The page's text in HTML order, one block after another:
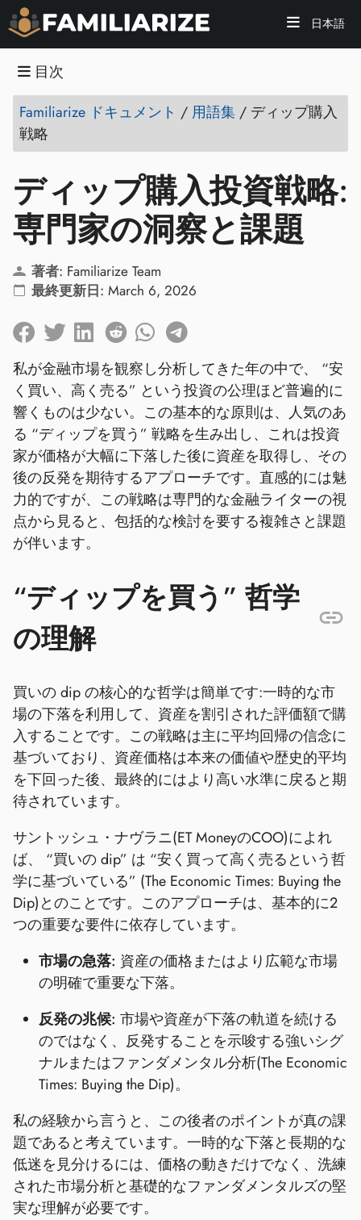
日本語
目次
Familiarize ドキュメント / 用語集 / ディップ購入
戦略
ディップ購入投資戦略:
専門家の洞察と課題
著者: Familiarize Team
最終更新日: March 6, 2026
私が金融市場を観察し分析してきた年の中で、 “安
く買い、高く売る” という投資の公理ほど普遍的に
響くものは少ない。この基本的な原則は、人気のあ
る “ディップを買う” 戦略を生み出し、これは投資
家が価格が大幅に下落した後に資産を取得し、その
後の反発を期待するアプローチです。直感的には魅
力的ですが、この戦略は専門的な金融ライターの視
点から見ると、包括的な検討を要する複雑さと課題
が伴います。
“ディップを買う” 哲学
の理解
買いの dip の核心的な哲学は簡単です:一時的な市
場の下落を利用して、資産を割引された評価額で購
入することです。この戦略は主に平均回帰の信念に
基づいており、資産価格は本来の価値や歴史的平均
を下回った後、最終的にはより高い水準に戻ると期
待されています。
サントッシュ・ナヴラニ(ET MoneyのCOO)によれ
ば、 “買いの dip” は “安く買って高く売るという哲
学に基づいている” (The Economic Times: Buying the
Dip)とのことです。このアプローチは、基本的に2
つの重要な要件に依存しています。
市場の急落: 資産の価格またはより広範な市場
の明確で重要な下落。
反発の兆候: 市場や資産が下落の軌道を続ける
のではなく、反発することを示唆する強いシグ
ナルまたはファンダメンタル分析(The Economic
Times: Buying the Dip)。
私の経験から言うと、この後者のポイントが真の課
題であると考えています。一時的な下落と長期的な
低迷を見分けるには、価格の動きだけでなく、洗練
された市場分析と基礎的なファンダメンタルズの堅
実な理解が必要です。